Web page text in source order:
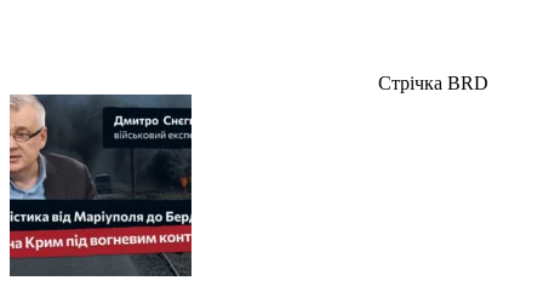
Стрічка BRD